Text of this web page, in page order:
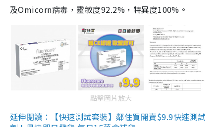
及Omicorn病毒，靈敏度92.2%，特異度100%。
點擊圖片放大
延伸閱讀：【快速測試套裝】鄰住買開賣$9.9快速測試